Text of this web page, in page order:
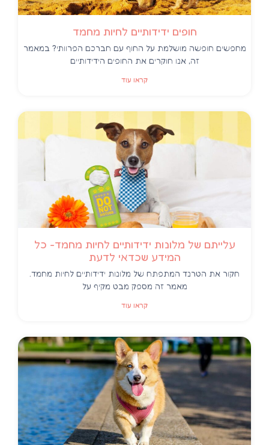
חופים ידידותיים לחיות מחמד
מחפשים חופשה מושלמת על החוף עם חברכם הפרוותי? במאמר
זה, אנו חוקרים את החופים הידידותיים
קראו עוד
עלייתם של מלונות ידידותיים לחיות מחמד- כל
המידע שכדאי לדעת
חקור את הטרנד המתפתח של מלונות ידידותיים לחיות מחמד.
מאמר זה מספק מבט מקיף על
קראו עוד